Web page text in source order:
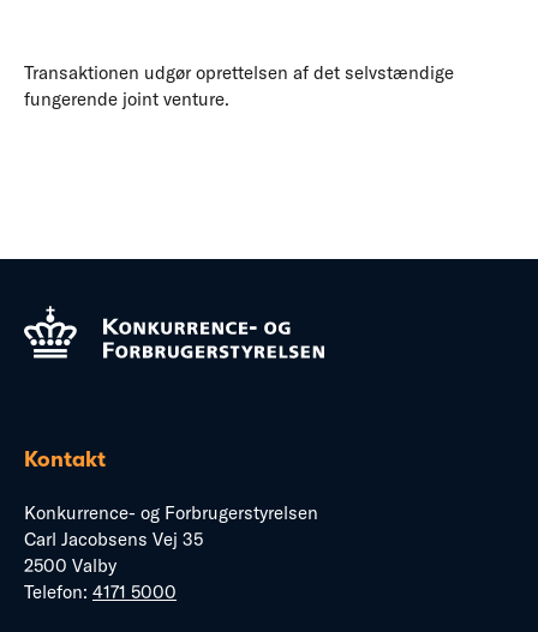
Transaktionen udgør oprettelsen af det selvstændige
fungerende joint venture.
Kontakt
Konkurrence- og Forbrugerstyrelsen
Carl Jacobsens Vej 35
2500 Valby
Telefon: 4171 5000